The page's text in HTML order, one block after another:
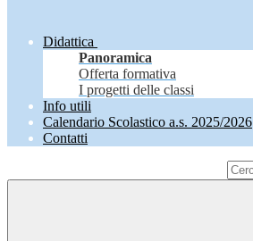
Didattica
Panoramica
Offerta formativa
I progetti delle classi
Info utili
Calendario Scolastico a.s. 2025/2026
Contatti